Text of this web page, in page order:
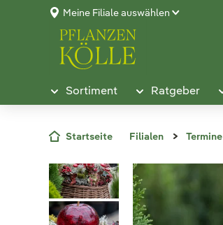
Meine Filiale auswählen
Sortiment Ratgeber
Startseite Filialen Termine